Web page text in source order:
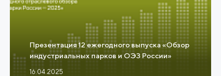
Презентация 12 ежегодного выпуска «Обзор
индустриальных парков и ОЭЗ России»
16.04.2025